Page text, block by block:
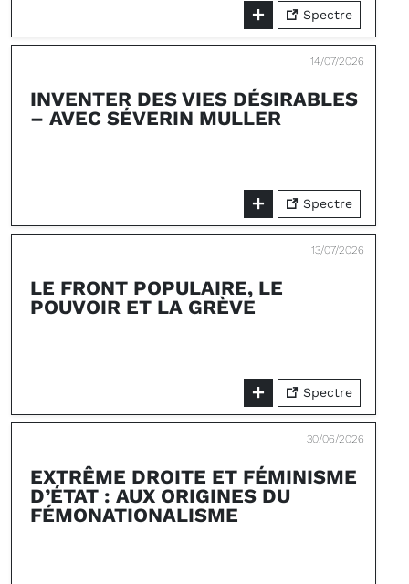
Spectre
14/07/2026
INVENTER DES VIES DÉSIRABLES
– AVEC SÉVERIN MULLER
Spectre
13/07/2026
LE FRONT POPULAIRE, LE
POUVOIR ET LA GRÈVE
Spectre
30/06/2026
EXTRÊME DROITE ET FÉMINISME
D’ÉTAT : AUX ORIGINES DU
FÉMONATIONALISME